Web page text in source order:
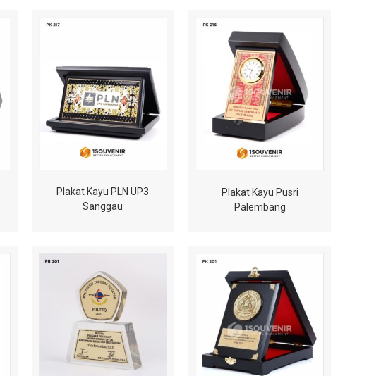
Plakat Kayu PLN UP3
Sanggau
Plakat Kayu Pusri
Palembang